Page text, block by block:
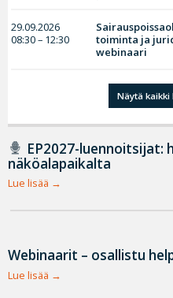
29.09.2026
08:30 – 12:30
toiminta ja
webinaari
Näytä
EP2027-luennoitsijat:
näköalapaikalta
Lue lisää
Webinaarit – osallistu
Lue lisää